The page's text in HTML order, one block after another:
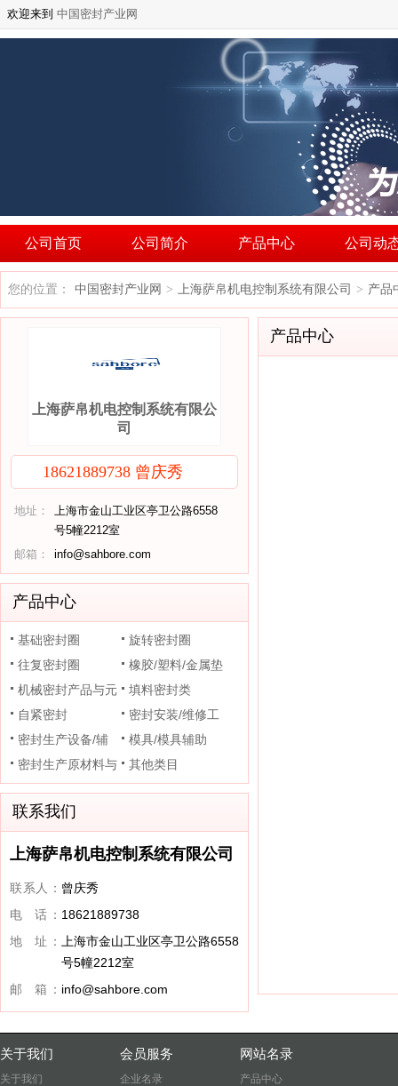
欢迎来到 中国密封产业网
公司首页 公司简介 产品中心 公司动
您的位置： 中国密封产业网 > 上海萨帛机电控制系统有限公司 > 产品
上海萨帛机电控制系统有限公
司
18621889738 曾庆秀
地址：
上海市金山工业区亭卫公路6558
号5幢2212室
邮箱：
info@sahbore.com
产品中心
基础密封圈
旋转密封圈
往复密封圈
橡胶/塑料/金属垫
片
机械密封产品与元
件
填料密封类
自紧密封
密封安装/维修工
具
密封生产设备/辅
助装置
模具/模具辅助
密封生产原材料与
其他类目
联系我们
上海萨帛机电控制系统有限公司
联系人： 曾庆秀
电 话： 18621889738
地 址：
上海市金山工业区亭卫公路6558
号5幢2212室
邮 箱： info@sahbore.com
产品中心
关于我们
关于我们
会员服务
企业名录
网站名录
产品中心